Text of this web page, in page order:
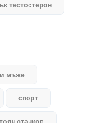
тестостерон
мъже
спорт
станков